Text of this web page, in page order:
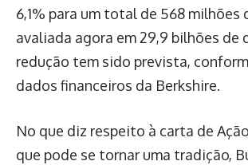
6,1% para um total de 568 milhões
avaliada agora em 29,9 bilhões de
redução tem sido prevista,
dados financeiros da Berkshire.
No que diz respeito à carta de
que pode se tornar uma tradição,